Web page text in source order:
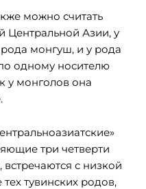
можно считать
Центральной Азии, у
монгуш, и у рода
одному носителю
у монголов она
три четверти
с низкой
тувинских родов,